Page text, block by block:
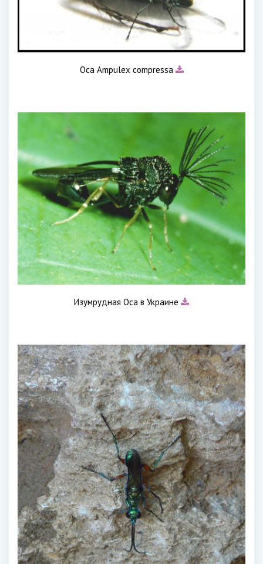
Оса Ampulex compressa
Изумрудная Оса в Украине